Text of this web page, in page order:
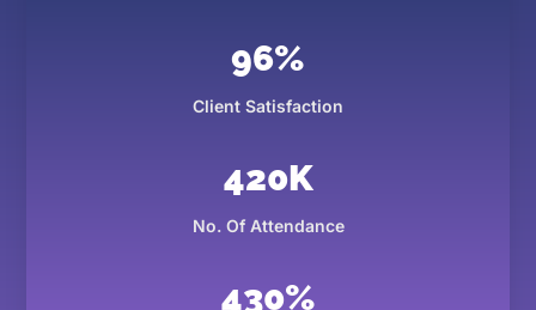
Client Satisfaction
96%
No. Of Attendance
420K
430%